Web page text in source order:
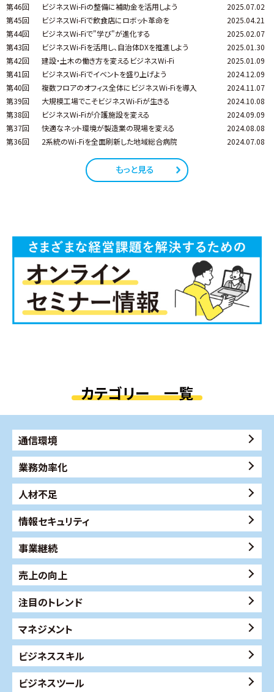
第46回
ビジネスWi-Fiの整備に補助金を活用しよう
2025.07.02
第45回
ビジネスWi-Fiで飲食店にロボット革命を
2025.04.21
第44回
ビジネスWi-Fiで"学び"が進化する
2025.02.07
第43回
ビジネスWi-Fiを活用し、自治体DXを推進しよう
2025.01.30
第42回
建設・土木の働き方を変えるビジネスWi-Fi
2025.01.09
第41回
ビジネスWi-Fiでイベントを盛り上げよう
2024.12.09
第40回
複数フロアのオフィス全体にビジネスWi-Fiを導入
2024.11.07
第39回
大規模工場でこそビジネスWi-Fiが生きる
2024.10.08
第38回
ビジネスWi-Fiが介護施設を変える
2024.09.09
第37回
快適なネット環境が製造業の現場を変える
2024.08.08
第36回
2系統のWi-Fiを全面刷新した地域総合病院 2024.07.08
もっと見る
カテゴリー 一覧
通信環境
業務効率化
人材不足
情報セキュリティ
事業継続
売上の向上
注目のトレンド
マネジメント
ビジネススキル
ビジネスツール